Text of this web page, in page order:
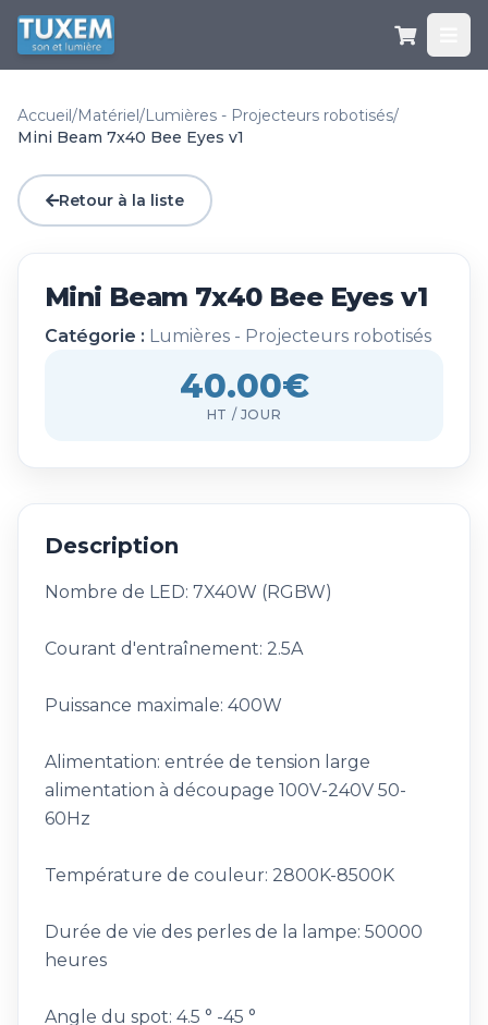
Accueil/Matériel/Lumières - Projecteurs robotisés/
Mini Beam 7x40 Bee Eyes v1
Retour à la liste
Mini Beam 7x40 Bee Eyes v1
Catégorie : Lumières - Projecteurs robotisés
40.00€
HT / JOUR
Description
Nombre de LED: 7X40W (RGBW)
Courant d'entraînement: 2.5A
Puissance maximale: 400W
Alimentation: entrée de tension large
alimentation à découpage 100V-240V 50-
60Hz
Température de couleur: 2800K-8500K
Durée de vie des perles de la lampe: 50000
heures
Angle du spot: 4.5 ° -45 °